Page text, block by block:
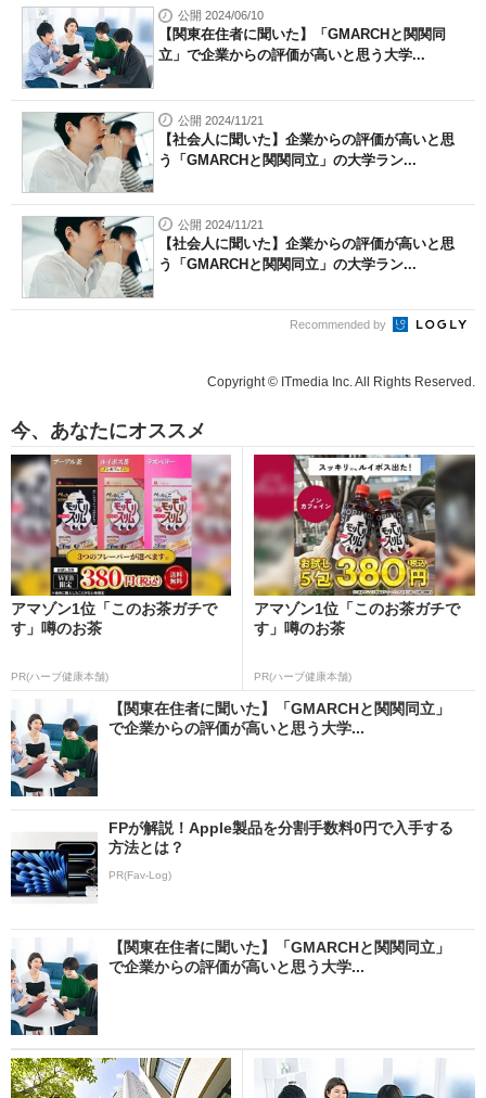
公開 2024/06/10
【関東在住者に聞いた】「GMARCHと関関同
立」で企業からの評価が高いと思う大学...
公開 2024/11/21
【社会人に聞いた】企業からの評価が高いと思
う「GMARCHと関関同立」の大学ラン...
公開 2024/11/21
【社会人に聞いた】企業からの評価が高いと思
う「GMARCHと関関同立」の大学ラン...
Recommended by
Copyright © ITmedia Inc. All Rights Reserved.
今、あなたにオススメ
アマゾン1位「このお茶ガチで
す」噂のお茶
PR(ハーブ健康本舗)
アマゾン1位「このお茶ガチで
す」噂のお茶
PR(ハーブ健康本舗)
【関東在住者に聞いた】「GMARCHと関関同立」
で企業からの評価が高いと思う大学...
FPが解説！Apple製品を分割手数料0円で入手する
方法とは？
PR(Fav-Log)
【関東在住者に聞いた】「GMARCHと関関同立」
で企業からの評価が高いと思う大学...